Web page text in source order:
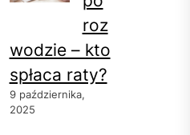
roz
wodzie – kto
spłaca raty?
9 października,
2025